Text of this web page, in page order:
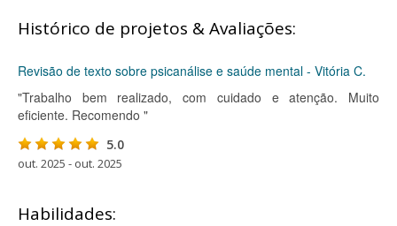
Histórico de projetos & Avaliações:
Revisão de texto sobre psicanálise e saúde mental - Vitória C.
"Trabalho bem realizado, com cuidado e atenção. Muito
eficiente. Recomendo "
5.0
out. 2025 - out. 2025
Habilidades: